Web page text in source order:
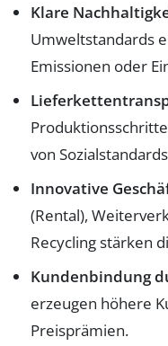
Klare
Umweltstandards
Emissionen oder
von
Innovative
(Rental),
Recycling stärken
Kundenbindung
erzeugen höhere
Preisprämien.